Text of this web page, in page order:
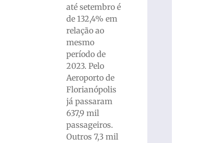
até setembro é
de 132,4% em
relação ao
mesmo
período de
2023. Pelo
Aeroporto de
Florianópolis
já passaram
637,9 mil
passageiros.
Outros 7,3 mil